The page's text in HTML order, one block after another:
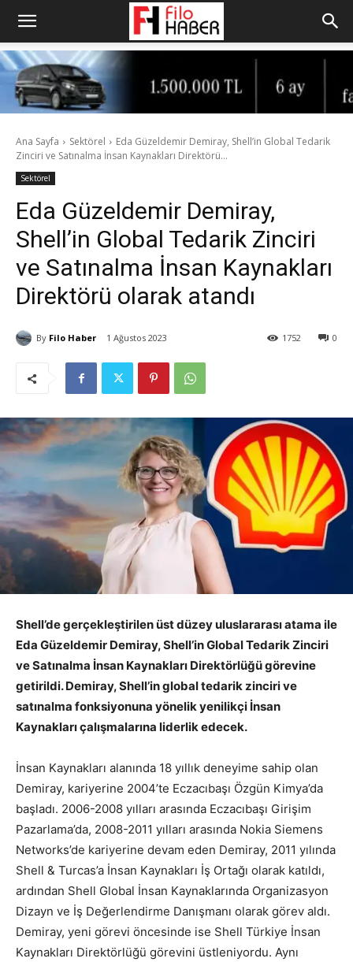
Ana Sayfa Sektörel
Eda Güzeldemir Demiray, Shell’in Global Tedarik
Zinciri ve Satınalma İnsan Kaynakları Direktörü...
Sektörel
Eda Güzeldemir Demiray,
Shell’in Global Tedarik Zinciri
ve Satınalma İnsan Kaynakları
Direktörü olarak atandı
By Filo Haber 1 Ağustos 2023 0
1752
Shell’de gerçekleştirilen üst düzey uluslararası atama ile
Eda Güzeldemir Demiray, Shell’in Global Tedarik Zinciri
ve Satınalma İnsan Kaynakları Direktörlüğü görevine
getirildi. Demiray, Shell’in global tedarik zinciri ve
satınalma fonksiyonuna yönelik yenilikçi İnsan
Kaynakları çalışmalarına liderlik edecek.
İnsan Kaynakları alanında 18 yıllık deneyime sahip olan
Demiray, kariyerine 2004’te Eczacıbaşı Özgün Kimya’da
başladı. 2006-2008 yılları arasında Eczacıbaşı Girişim
Pazarlama’da, 2008-2011 yılları arasında Nokia Siemens
Networks’de kariyerine devam eden Demiray, 2011 yılında
Shell & Turcas’a İnsan Kaynakları İş Ortağı olarak katıldı,
ardından Shell Global İnsan Kaynaklarında Organizasyon
Dizayn ve İş Değerlendirme Danışmanı olarak görev aldı.
Demiray, yeni görevi öncesinde ise Shell Türkiye İnsan
Kaynakları Direktörlüğü görevini üstleniyordu. Aynı